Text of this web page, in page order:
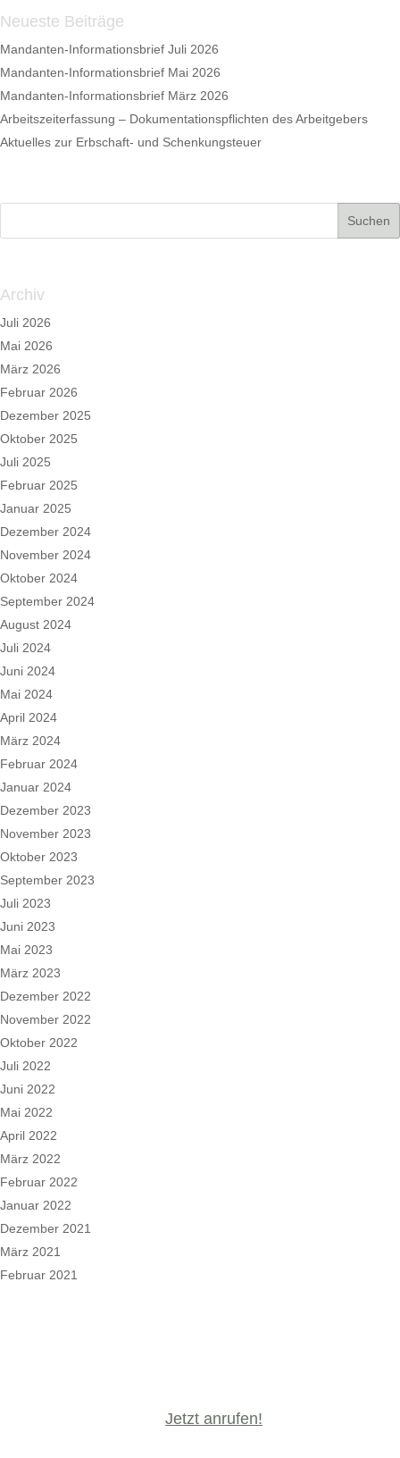
Neueste Beiträge
Mandanten-Informationsbrief Juli 2026
Mandanten-Informationsbrief Mai 2026
Mandanten-Informationsbrief März 2026
Arbeitszeiterfassung – Dokumentationspflichten des Arbeitgebers
Aktuelles zur Erbschaft- und Schenkungsteuer
Archiv
Juli 2026
Mai 2026
März 2026
Februar 2026
Dezember 2025
Oktober 2025
Juli 2025
Februar 2025
Januar 2025
Dezember 2024
November 2024
Oktober 2024
September 2024
August 2024
Juli 2024
Juni 2024
Mai 2024
April 2024
März 2024
Februar 2024
Januar 2024
Dezember 2023
November 2023
Oktober 2023
September 2023
Juli 2023
Juni 2023
Mai 2023
März 2023
Dezember 2022
November 2022
Oktober 2022
Juli 2022
Juni 2022
Mai 2022
April 2022
März 2022
Februar 2022
Januar 2022
Dezember 2021
März 2021
Februar 2021
Jetzt anrufen!